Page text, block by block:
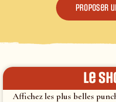
Proposer
le
Affichez les plus belles